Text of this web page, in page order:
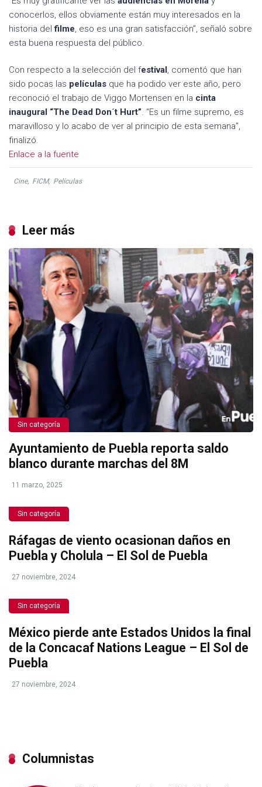
conocerlos, ellos obviamente están muy interesados en la
historia delfilme, eso es una gran satisfacción”, señaló sobre
esta buena respuesta del público.
Con respecto a la selección del festival, comentó que han
sido pocas las películas que ha podido ver este año, pero
reconoció el trabajo de Viggo Mortensen en la cinta
inaugural “The Dead Don´t Hurt”. “Es un filme supremo, es
maravilloso y lo acabo de ver al principio de esta semana”,
finalizó.
Enlace a la fuente
Cine, FICM, Películas
Leer más
Sin categoría
Ayuntamiento de Puebla reporta saldo
blanco durante marchas del 8M
11 marzo, 2025
Sin categoría
Ráfagas de viento ocasionan daños en
Puebla y Cholula – El Sol de Puebla
27 noviembre, 2024
Sin categoría
México pierde ante Estados Unidos la final
de la Concacaf Nations League – El Sol de
Puebla
27 noviembre, 2024
Columnistas